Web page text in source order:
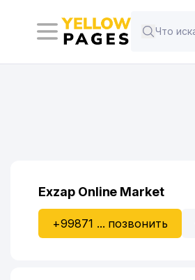
Exzap Online Market
+99871 ... позвонить